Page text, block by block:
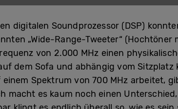
digitalen Soundprozessor (DSP)
„Wide-Range-Tweeter“
von 2.000 MHz einen
dem Sofa und abhängig vom
einem Spektrum von 700 MHz arbeitet,
macht es kaum noch einen